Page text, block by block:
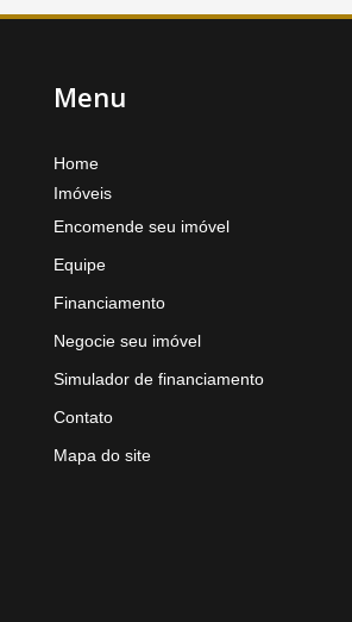
Menu
Home
Imóveis
Encomende seu imóvel
Equipe
Financiamento
Negocie seu imóvel
Simulador de financiamento
Contato
Mapa do site